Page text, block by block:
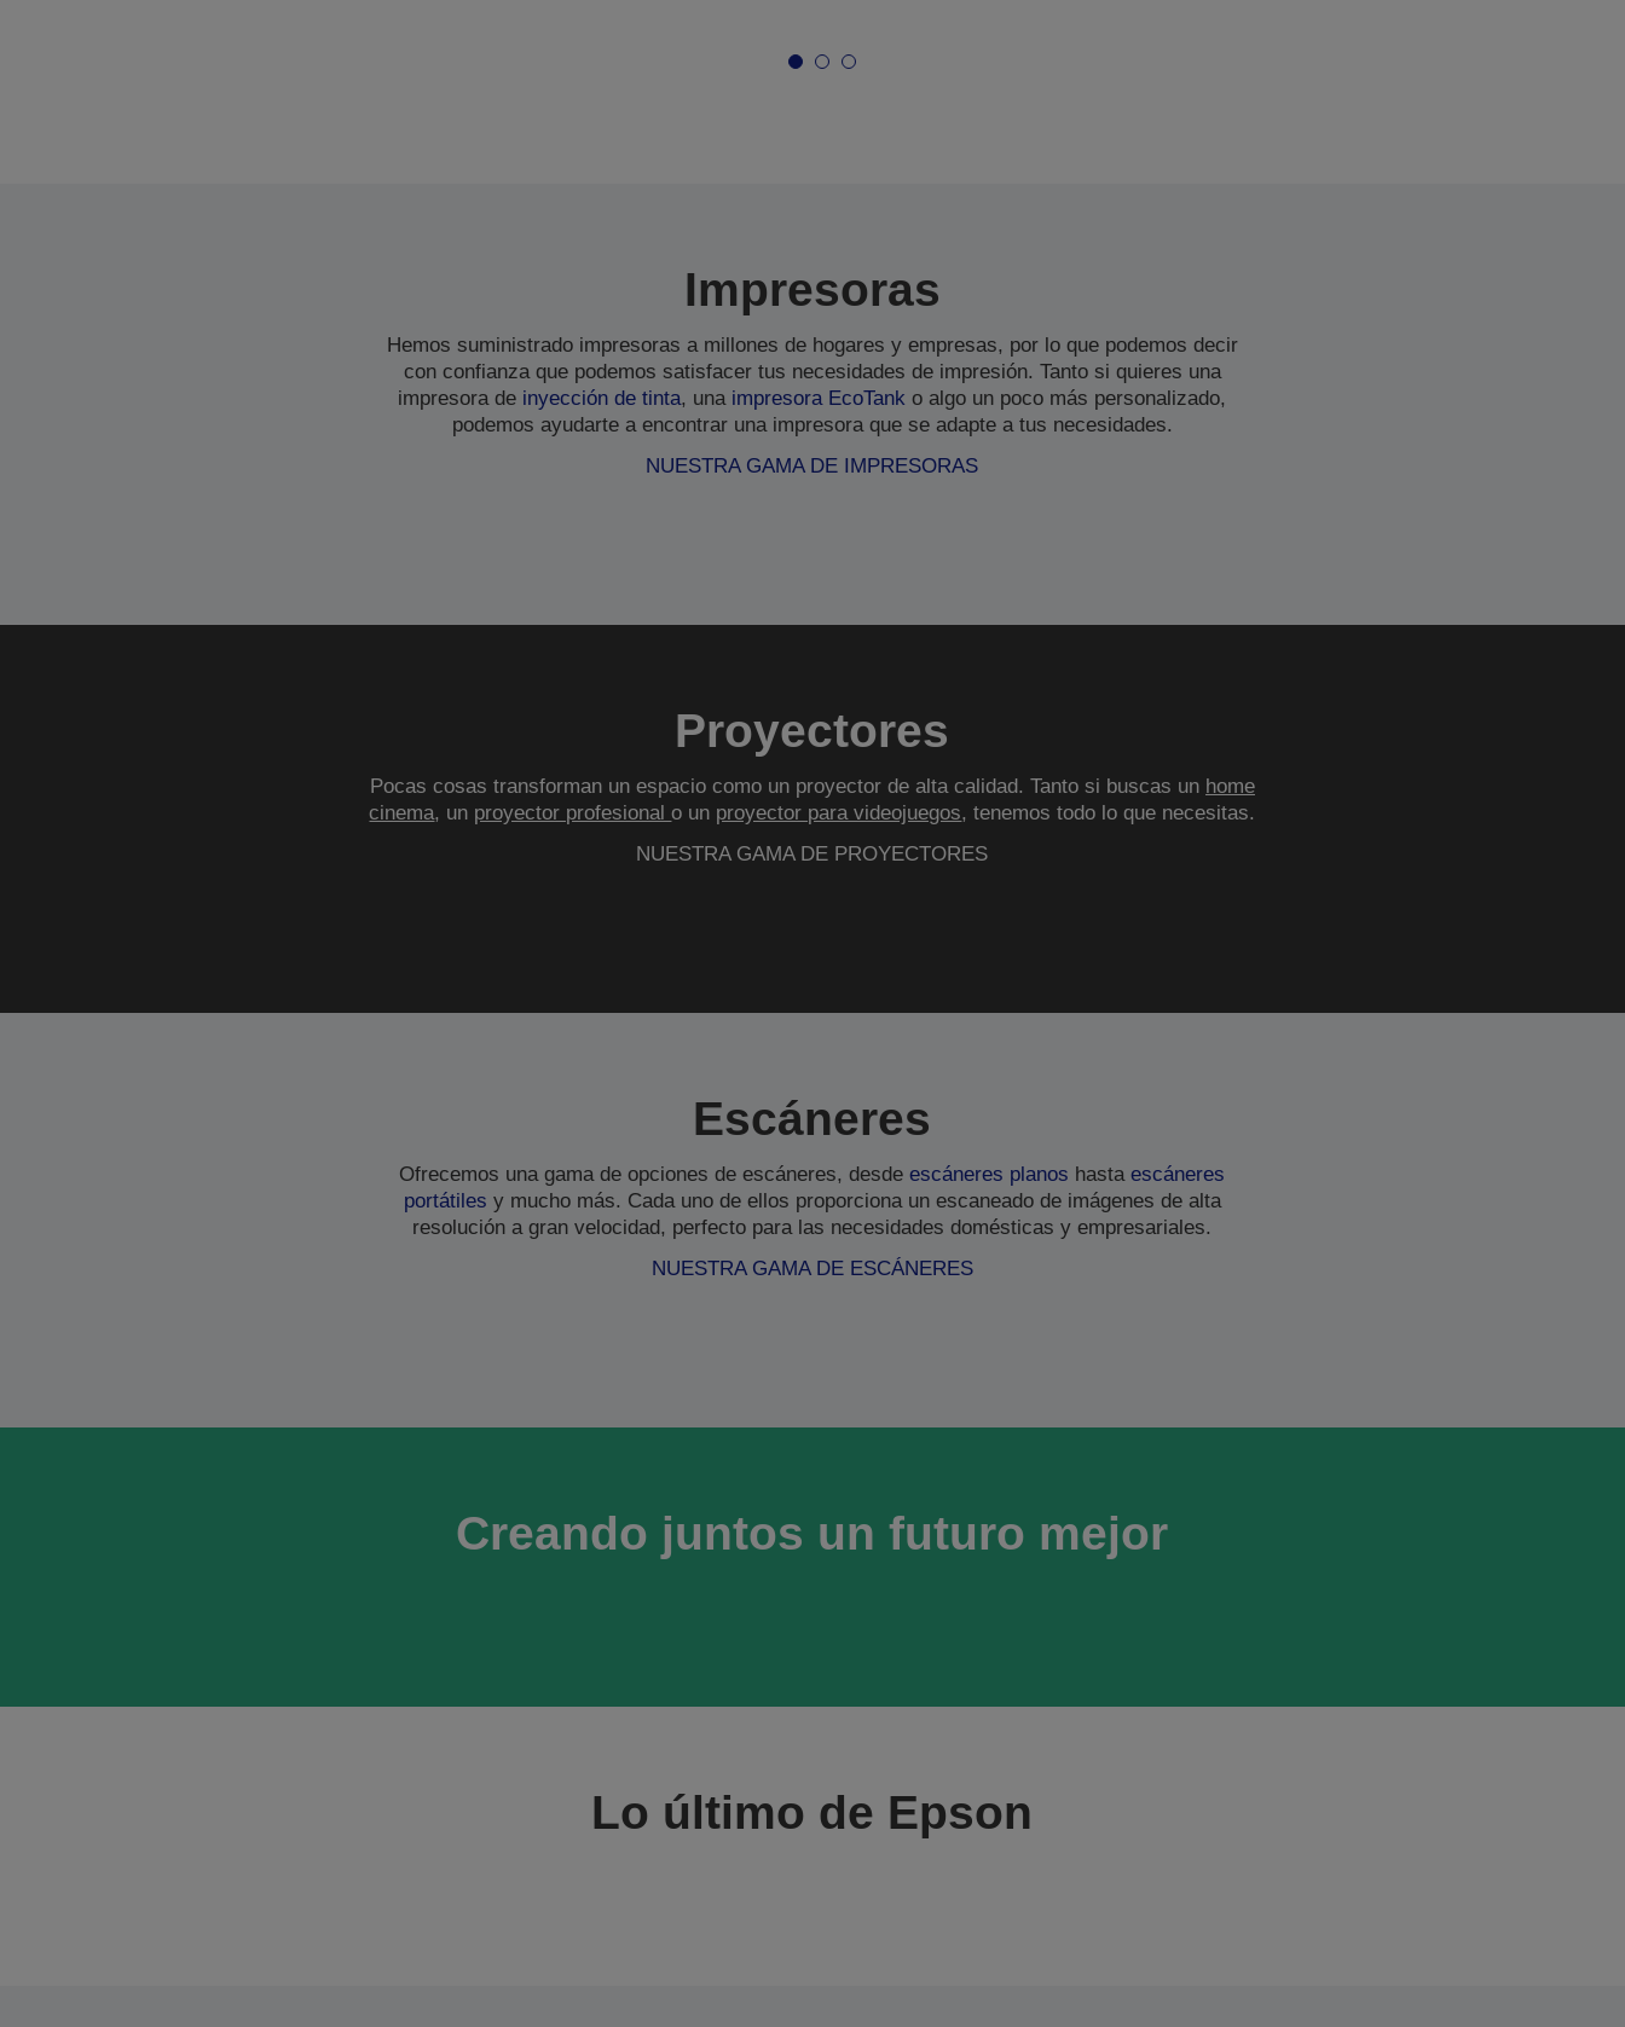
Impresoras
Hemos suministrado impresoras a millones de hogares y empresas, por lo que podemos decir
con confianza que podemos satisfacer tus necesidades de impresión. Tanto si quieres una
impresora de inyección de tinta, una impresora EcoTank o algo un poco más personalizado,
podemos ayudarte a encontrar una impresora que se adapte a tus necesidades.
NUESTRA GAMA DE IMPRESORAS
Proyectores
Pocas cosas transforman un espacio como un proyector de alta calidad. Tanto si buscas un home
cinema, un proyector profesionalo un proyector para videojuegos, tenemos todo lo que necesitas.
NUESTRA GAMA DE PROYECTORES
Escáneres
Ofrecemos una gama de opciones de escáneres, desdeescáneres planos hastaescáneres
portátiles y mucho más. Cada uno de ellos proporciona un escaneado de imágenes de alta
resolución a gran velocidad, perfecto para las necesidades domésticas y empresariales.
NUESTRA GAMA DE ESCÁNERES
Creando juntos un futuro mejor
Lo último de Epson